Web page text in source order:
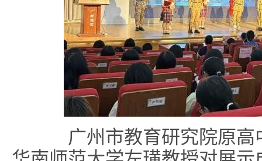
广州市教育研究院原高